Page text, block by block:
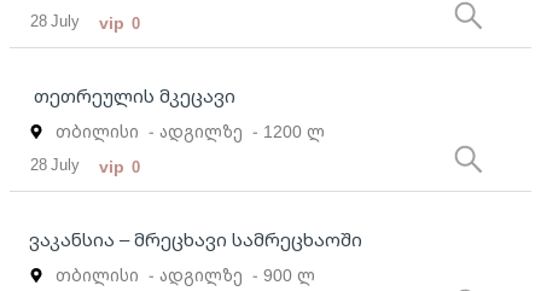
28 July vip 0
თეთრეულის მკეცავი
თბილისი - ადგილზე - 1200 ლ
28 July vip 0
ვაკანსია – მრეცხავი სამრეცხაოში
თბილისი - ადგილზე - 900 ლ